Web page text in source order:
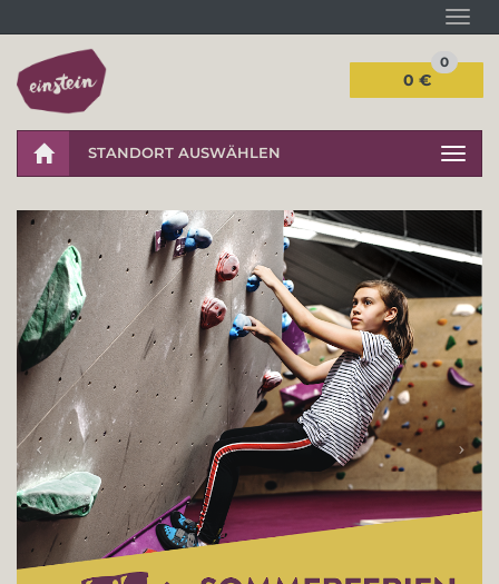
0 €
0
STANDORT AUSWÄHLEN